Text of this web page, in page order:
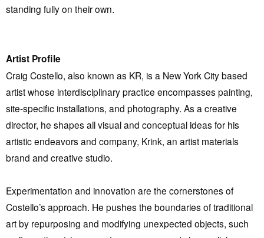
standing fully on their own.
Artist Profile
Craig Costello, also known as KR, is a New York City based
artist whose interdisciplinary practice encompasses painting,
site-specific installations, and photography. As a creative
director, he shapes all visual and conceptual ideas for his
artistic endeavors and company, Krink, an artist materials
brand and creative studio.
Experimentation and innovation are the cornerstones of
Costello’s approach. He pushes the boundaries of traditional
art by repurposing and modifying unexpected objects, such